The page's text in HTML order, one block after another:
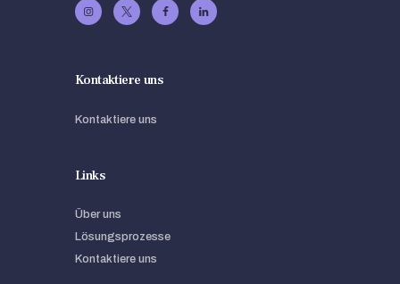
Kontaktiere uns
Kontaktiere uns
Links
Über uns
Lösungsprozesse
Kontaktiere uns